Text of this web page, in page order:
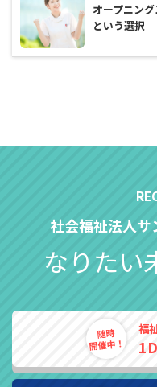
オープニン
という選択
社会福祉法人
なりたい
随時
開催中！
福